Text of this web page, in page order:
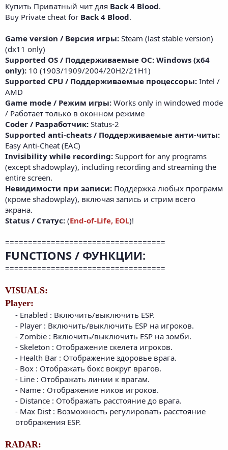
Купить Приватный чит для Back 4 Blood.
Buy Private cheat for Back 4 Blood.
Game version / Версия игры: Steam (last stable version)
(dx11 only)
Supported OS / Поддерживаемые ОС: Windows (x64
only): 10 (1903/1909/2004/20H2/21H1)
Supported CPU / Поддерживаемые процессоры: Intel /
AMD
Game mode / Режим игры: Works only in windowed mode
/ Работает только в оконном режиме
Coder / Разработчик: Status-2
Supported anti-cheats / Поддерживаемые анти-читы:
Easy Anti-Cheat (EAC)
Invisibility while recording: Support for any programs
(except shadowplay), including recording and streaming the
entire screen.
Невидимости при записи: Поддержка любых программ
(кроме shadowplay), включая запись и стрим всего
экрана.
Status / Статус: (End-of-Life, EOL)!
===================================
FUNCTIONS / ФУНКЦИИ:
===================================
VISUALS:
Player:
- Enabled : Включить/выключить ESP.​
- Player : Включить/выключить ESP на игроков.​
- Zombie : Включить/выключить ESP на зомби.​
- Skeleton : Отображение скелета игроков.​
- Health Bar : Отображение здоровье врага.​
- Box : Отображать бокс вокруг врагов.​
- Line : Отображать линии к врагам.​
- Name : Отображение ников игроков.​
- Distance : Отображать расстояние до врага.​
- Max Dist : Возможность регулировать расстояние
отображения ESP.​
RADAR: